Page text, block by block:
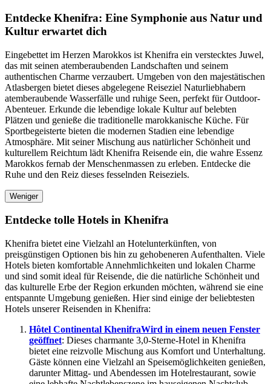
Entdecke Khenifra: Eine Symphonie aus Natur und
Kultur erwartet dich
Eingebettet im Herzen Marokkos ist Khenifra ein verstecktes Juwel,
das mit seinen atemberaubenden Landschaften und seinem
authentischen Charme verzaubert. Umgeben von den majestätischen
Atlasbergen bietet dieses abgelegene Reiseziel Naturliebhabern
atemberaubende Wasserfälle und ruhige Seen, perfekt für Outdoor-
Abenteuer. Erkunde die lebendige lokale Kultur auf belebten
Plätzen und genieße die traditionelle marokkanische Küche. Für
Sportbegeisterte bieten die modernen Stadien eine lebendige
Atmosphäre. Mit seiner Mischung aus natürlicher Schönheit und
kulturellem Reichtum lädt Khenifra Reisende ein, die wahre Essenz
Marokkos fernab der Menschenmassen zu erleben. Entdecke die
Ruhe und den Reiz dieses fesselnden Reiseziels.
Weniger
Entdecke tolle Hotels in Khenifra
Khenifra bietet eine Vielzahl an Hotelunterkünften, von
preisgünstigen Optionen bis hin zu gehobeneren Aufenthalten. Viele
Hotels bieten komfortable Annehmlichkeiten und lokalen Charme
und sind somit ideal für Reisende, die die natürliche Schönheit und
das kulturelle Erbe der Region erkunden möchten, während sie eine
entspannte Umgebung genießen. Hier sind einige der beliebtesten
Hotels unserer Reisenden in Khenifra:
Hôtel Continental KhenifraWird in einem neuen Fenster
geöffnet: Dieses charmante 3,0-Sterne-Hotel in Khenifra
bietet eine reizvolle Mischung aus Komfort und Unterhaltung.
Gäste können eine Vielzahl an Speisemöglichkeiten genießen,
darunter Mittag- und Abendessen im Hotelrestaurant, sowie